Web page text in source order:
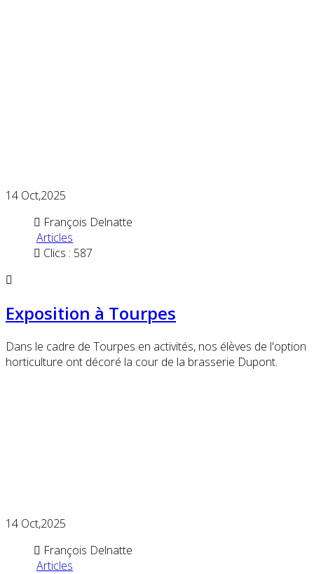
14 Oct,2025
François Delnatte
Articles
Clics : 587
Exposition à Tourpes
Dans le cadre de Tourpes en activités, nos élèves de l'option
horticulture ont décoré la cour de la brasserie Dupont.
14 Oct,2025
François Delnatte
Articles